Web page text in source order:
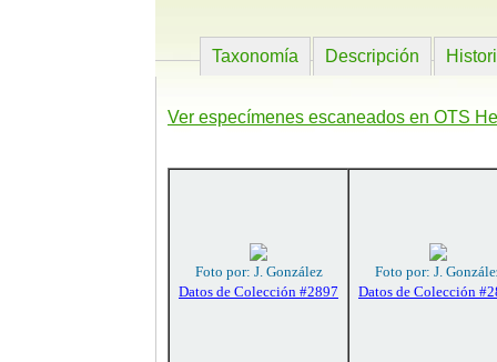
Taxonomía Descripción
Ver especímenes escaneados en OTS
Foto por: J. González
Datos de Colección #2897
Foto por: J.
Datos de Colección